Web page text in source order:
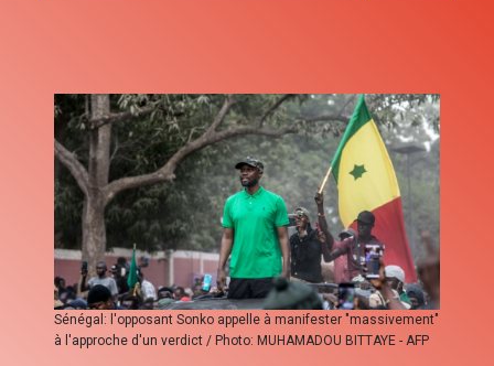
Sénégal: l'opposant Sonko appelle à manifester "massivement"
à l'approche d'un verdict / Photo: MUHAMADOU BITTAYE - AFP